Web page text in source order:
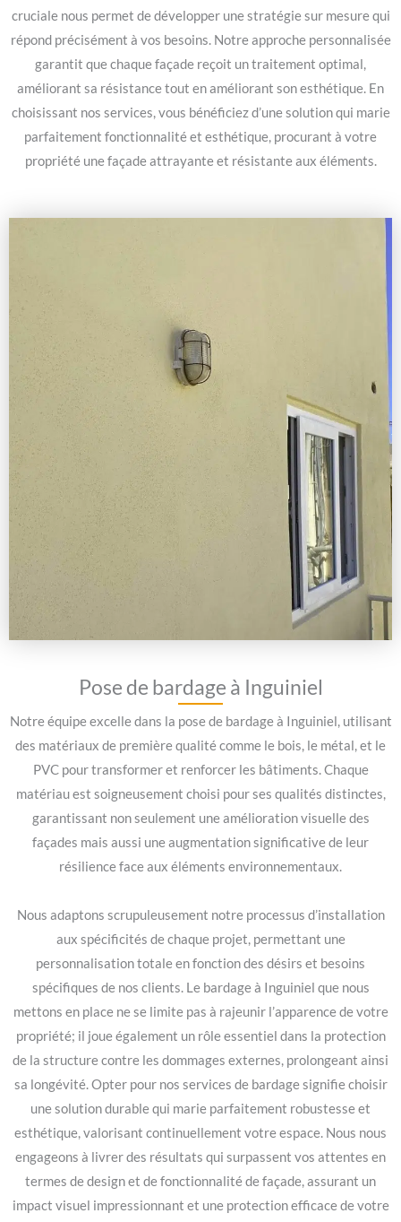
cruciale nous permet de développer une stratégie sur mesure qui
répond précisément à vos besoins. Notre approche personnalisée
garantit que chaque façade reçoit un traitement optimal,
améliorant sa résistance tout en améliorant son esthétique. En
choisissant nos services, vous bénéficiez d’une solution qui marie
parfaitement fonctionnalité et esthétique, procurant à votre
propriété une façade attrayante et résistante aux éléments.
Pose de bardage à Inguiniel
Notre équipe excelle dans la pose de bardage à Inguiniel, utilisant
des matériaux de première qualité comme le bois, le métal, et le
PVC pour transformer et renforcer les bâtiments. Chaque
matériau est soigneusement choisi pour ses qualités distinctes,
garantissant non seulement une amélioration visuelle des
façades mais aussi une augmentation significative de leur
résilience face aux éléments environnementaux.
Nous adaptons scrupuleusement notre processus d’installation
aux spécificités de chaque projet, permettant une
personnalisation totale en fonction des désirs et besoins
spécifiques de nos clients. Le bardage à Inguiniel que nous
mettons en place ne se limite pas à rajeunir l’apparence de votre
propriété; il joue également un rôle essentiel dans la protection
de la structure contre les dommages externes, prolongeant ainsi
sa longévité. Opter pour nos services de bardage signifie choisir
une solution durable qui marie parfaitement robustesse et
esthétique, valorisant continuellement votre espace. Nous nous
engageons à livrer des résultats qui surpassent vos attentes en
termes de design et de fonctionnalité de façade, assurant un
impact visuel impressionnant et une protection efficace de votre